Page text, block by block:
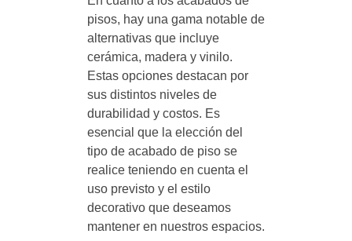
pisos, hay una gama notable de
alternativas que incluye
cerámica, madera y vinilo.
Estas opciones destacan por
sus distintos niveles de
durabilidad y costos. Es
esencial que la elección del
tipo de acabado de piso se
realice teniendo en cuenta el
uso previsto y el estilo
decorativo que deseamos
mantener en nuestros espacios.